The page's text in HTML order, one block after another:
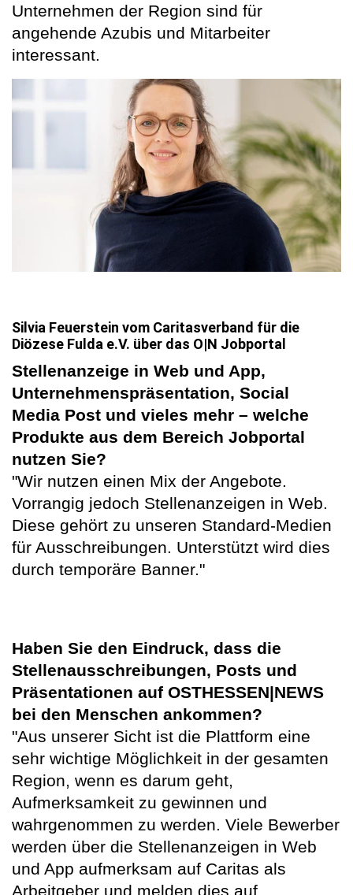
Unternehmen der Region sind für
angehende Azubis und Mitarbeiter
interessant.
Silvia Feuerstein vom Caritasverband für die
Diözese Fulda e.V. über das O|N Jobportal
Stellenanzeige in Web und App,
Unternehmenspräsentation, Social
Media Post und vieles mehr – welche
Produkte aus dem Bereich Jobportal
nutzen Sie?
"Wir nutzen einen Mix der Angebote.
Vorrangig jedoch Stellenanzeigen in Web.
Diese gehört zu unseren Standard-Medien
für Ausschreibungen. Unterstützt wird dies
durch temporäre Banner."
Haben Sie den Eindruck, dass die
Stellenausschreibungen, Posts und
Präsentationen auf OSTHESSEN|NEWS
bei den Menschen ankommen?
"Aus unserer Sicht ist die Plattform eine
sehr wichtige Möglichkeit in der gesamten
Region, wenn es darum geht,
Aufmerksamkeit zu gewinnen und
wahrgenommen zu werden. Viele Bewerber
werden über die Stellenanzeigen in Web
und App aufmerksam auf Caritas als
Arbeitgeber und melden dies auf